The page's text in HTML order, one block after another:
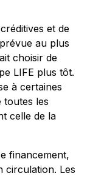
et de
au plus
choisir de
LIFE plus tôt.
à certaines
toutes les
celle de la
financement,
circulation. Les